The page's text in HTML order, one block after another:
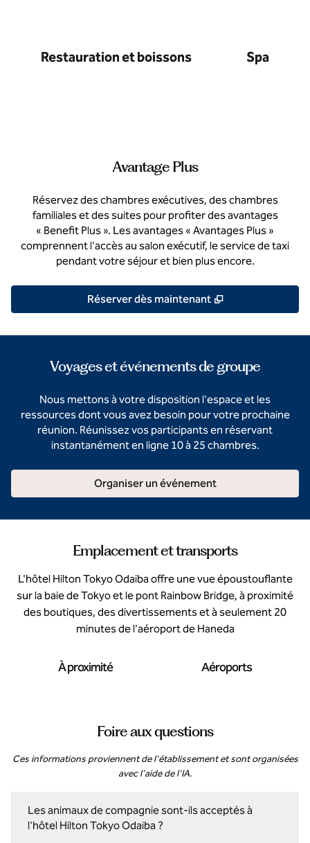
Restauration et boissons Spa
Avantage Plus
Réservez des chambres exécutives, des chambres
familiales et des suites pour profiter des avantages
« Benefit Plus ». Les avantages « Avantages Plus »
comprennent l'accès au salon exécutif, le service de taxi
pendant votre séjour et bien plus encore.
Réserver dès maintenant ,
Voyages et événements de groupe
Nous mettons à votre disposition l'espace et les
ressources dont vous avez besoin pour votre prochaine
réunion. Réunissez vos participants en réservant
instantanément en ligne 10 à 25 chambres.
Organiser un événement
Emplacement et transports
L'hôtel Hilton Tokyo Odaiba offre une vue époustouflante
sur la baie de Tokyo et le pont Rainbow Bridge, à proximité
des boutiques, des divertissements et à seulement 20
minutes de l'aéroport de Haneda
À proximité Aéroports
Foire aux questions
Ces informations proviennent de l'établissement et sont organisées
avec l'aide de l'IA.
Les animaux de compagnie sont-ils acceptés à
l'hôtel Hilton Tokyo Odaiba ?